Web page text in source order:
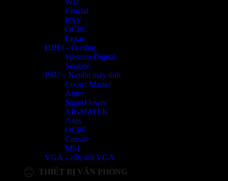
Crucial
PNY
OCPC
Lexar
HDD – Ổ cứng
Western Digital
Seagate
PSU – Nguồn máy tính
Cooler Master
Antec
SuperFlower
XIGMATEK
Asus
OCPC
Corsair
MSI
VGA – cầu nối VGA
THIẾT BỊ VĂN PHÒNG